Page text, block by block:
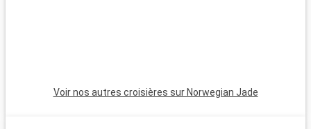
Voir nos autres croisières sur Norwegian Jade